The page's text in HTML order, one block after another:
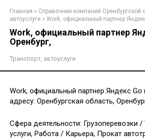
Главная » Справочник компаний Оренбургской
автоуслуги » Work, официальный партнер
Work, официальный партнер
Оренбург,
Транспорт, автоуслуги
Work, официальный партнер Яндекс Go
адресу: Оренбургская область,
Сфера деятельности: Грузоперевозки /
услуги, Работа / Карьера, Прокат